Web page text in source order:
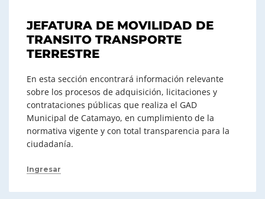
JEFATURA DE MOVILIDAD DE
TRANSITO TRANSPORTE
TERRESTRE
En esta sección encontrará información relevante
sobre los procesos de adquisición, licitaciones y
contrataciones públicas que realiza el GAD
Municipal de Catamayo, en cumplimiento de la
normativa vigente y con total transparencia para la
ciudadanía.
Ingresar